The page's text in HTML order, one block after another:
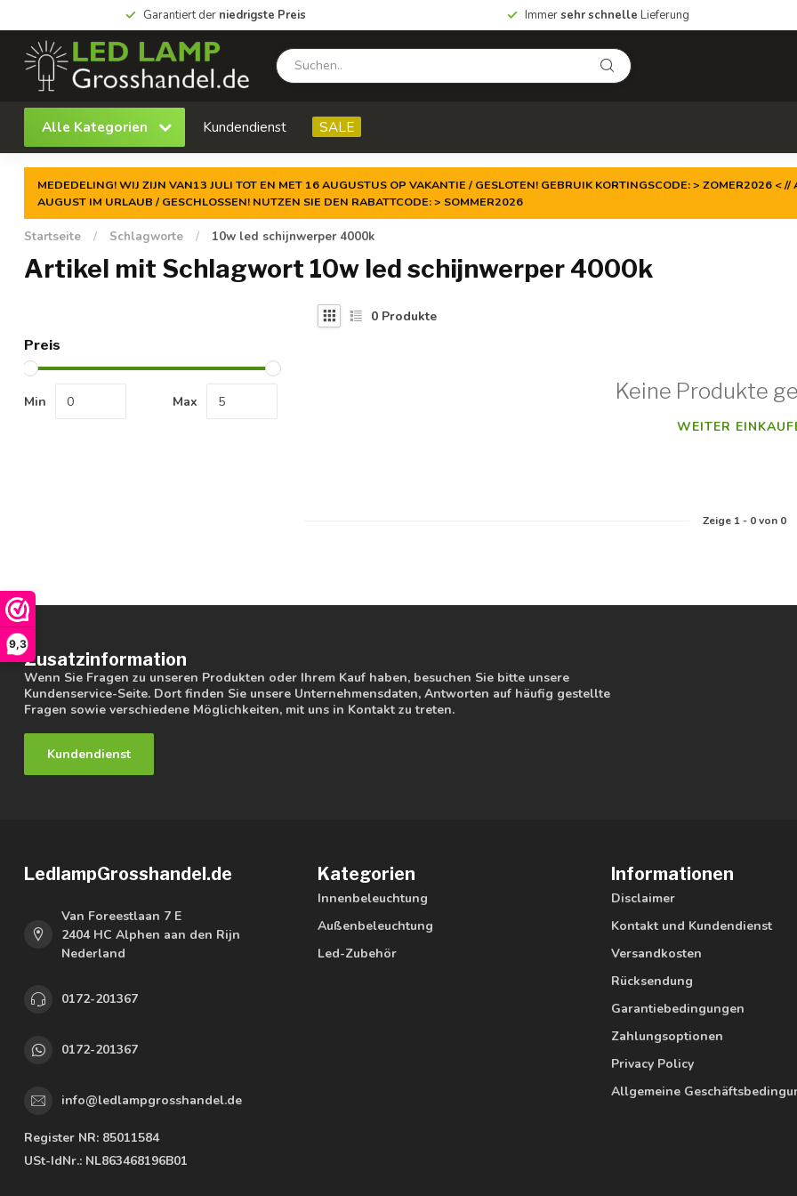
9,3
Garantiert der niedrigste Preis Immersehr schnelle Lieferung
Alle Kategorien Kundendienst SALE
MEDEDELING! WIJ ZIJN VAN13 JULI TOT EN MET 16 AUGUSTUS OP VAKANTIE / GESLOTEN! GEBRUIK KORTINGSCODE: > ZOMER2026 <
AUGUST IM URLAUB / GESCHLOSSEN! NUTZEN SIE DEN RABATTCODE: > SOMMER2026
Startseite / Schlagworte / 10w led schijnwerper 4000k
Artikel mit Schlagwort 10w led schijnwerper 4000k
Preis
Min Max
0 Produkte
Keine Produkte
WEITER
Zeige 1- 0von 0
Zusatzinformation
Wenn Sie Fragen zu unseren Produkten oder Ihrem Kauf haben, besuchen Sie bitte unsere
Kundenservice-Seite. Dort finden Sie unsere Unternehmensdaten, Antworten auf häufig gestellte
Fragen sowie verschiedene Möglichkeiten, mit uns in Kontakt zu treten.
Kundendienst
LedlampGrosshandel.de
Van Foreestlaan 7 E
2404 HC Alphen aan den Rijn
Nederland
0172-201367
0172-201367
info@ledlampgrosshandel.de
Register NR: 85011584
USt-IdNr.: NL863468196B01
Kategorien
Innenbeleuchtung
Außenbeleuchtung
Led-Zubehör
Informationen
Disclaimer
Kontakt und Kundendienst
Versandkosten
Rücksendung
Garantiebedingungen
Zahlungsoptionen
Privacy Policy
Allgemeine